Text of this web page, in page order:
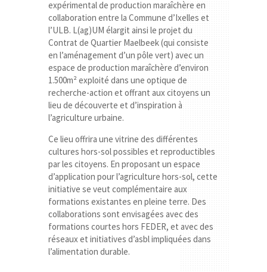
expérimental de production maraîchère en
collaboration entre la Commune d’Ixelles et
l’ULB. L(ag)UM élargit ainsi le projet du
Contrat de Quartier Maelbeek (qui consiste
en l’aménagement d’un pôle vert) avec un
espace de production maraîchère d’environ
1.500m² exploité dans une optique de
recherche-action et offrant aux citoyens un
lieu de découverte et d’inspiration à
l’agriculture urbaine.
Ce lieu offrira une vitrine des différentes
cultures hors-sol possibles et reproductibles
par les citoyens. En proposant un espace
d’application pour l’agriculture hors-sol, cette
initiative se veut complémentaire aux
formations existantes en pleine terre. Des
collaborations sont envisagées avec des
formations courtes hors FEDER, et avec des
réseaux et initiatives d’asbl impliquées dans
l’alimentation durable.